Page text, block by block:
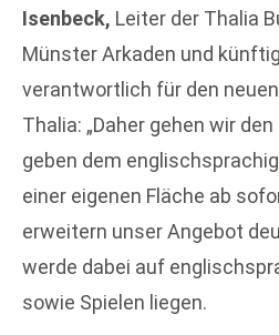
Isenbeck, Leiter der Thalia
Münster Arkaden und
verantwortlich für den
Thalia: „Daher gehen wir
geben dem
einer eigenen Fläche ab
erweitern unser Angebot
werde dabei auf
sowie Spielen liegen.